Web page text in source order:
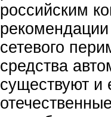
российским
сетевого
средства
существуют и